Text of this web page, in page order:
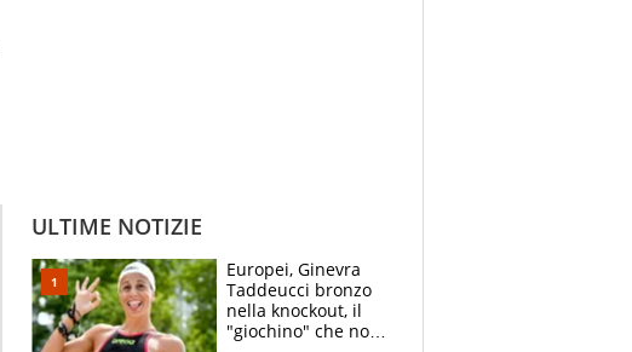
ULTIME NOTIZIE
Europei, Ginevra
Taddeucci bronzo
nella knockout, il
"giochino" che non